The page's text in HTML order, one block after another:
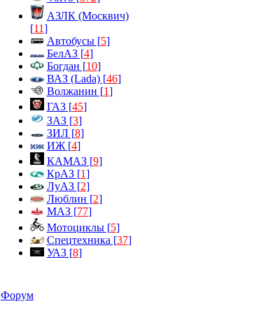
АЗЛК (Москвич)
[11]
Автобусы [5]
БелАЗ [4]
Богдан [10]
ВАЗ (Lada) [46]
Волжанин [1]
ГАЗ [45]
ЗАЗ [3]
ЗИЛ [8]
ИЖ [4]
КАМАЗ [9]
КрАЗ [1]
ЛуАЗ [2]
Люблин [2]
МАЗ [77]
Мотоциклы [5]
Спецтехника [37]
УАЗ [8]
Форум